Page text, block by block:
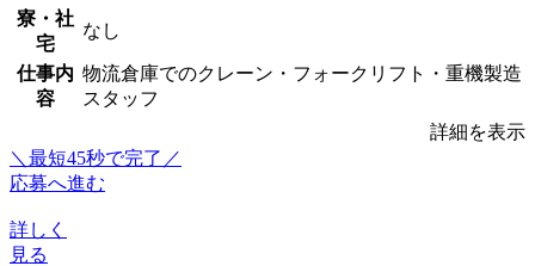
寮・社
宅
なし
仕事内
容
物流倉庫でのクレーン・フォークリフト・重機製造
スタッフ
詳細を表示
＼最短45秒で完了／
応募へ進む
詳しく
見る